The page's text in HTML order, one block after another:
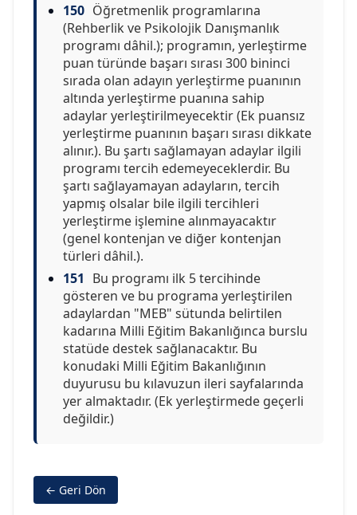
150 Öğretmenlik programlarına
(Rehberlik ve Psikolojik Danışmanlık
programı dâhil.); programın, yerleştirme
puan türünde başarı sırası 300 bininci
sırada olan adayın yerleştirme puanının
altında yerleştirme puanına sahip
adaylar yerleştirilmeyecektir (Ek puansız
yerleştirme puanının başarı sırası dikkate
alınır.). Bu şartı sağlamayan adaylar ilgili
programı tercih edemeyeceklerdir. Bu
şartı sağlayamayan adayların, tercih
yapmış olsalar bile ilgili tercihleri
yerleştirme işlemine alınmayacaktır
(genel kontenjan ve diğer kontenjan
türleri dâhil.).
151 Bu programı ilk 5 tercihinde
gösteren ve bu programa yerleştirilen
adaylardan "MEB" sütunda belirtilen
kadarına Milli Eğitim Bakanlığınca burslu
statüde destek sağlanacaktır. Bu
konudaki Milli Eğitim Bakanlığının
duyurusu bu kılavuzun ileri sayfalarında
yer almaktadır. (Ek yerleştirmede geçerli
değildir.)
← Geri Dön